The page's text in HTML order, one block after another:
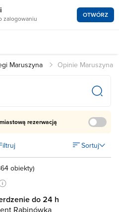
zalogowaniu OTWÓRZ
Maruszyna Opinie Maruszyna
rezerwacją
Sortuj
obiekty)
do 24 h
Rabinówka